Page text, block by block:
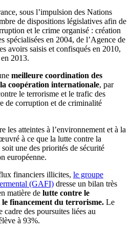
sous l’impulsion des Nations
de dispositions législatives afin de
et le crime organisé : création
spécialisées en 2004, de l’Agence de
avoirs saisis et confisqués en 2010,
2013.
meilleure coordination des
coopération internationale, par
le terrorisme et le trafic des
de corruption et de criminalité
les atteintes à l’environnement et à la
à ce que la lutte contre la
une des priorités de sécurité
européenne.
financiers illicites, le groupe
(GAFI) dresse un bilan très
matière de lutte contre le
financement du terrorisme. Le
des poursuites liées au
à 93%.